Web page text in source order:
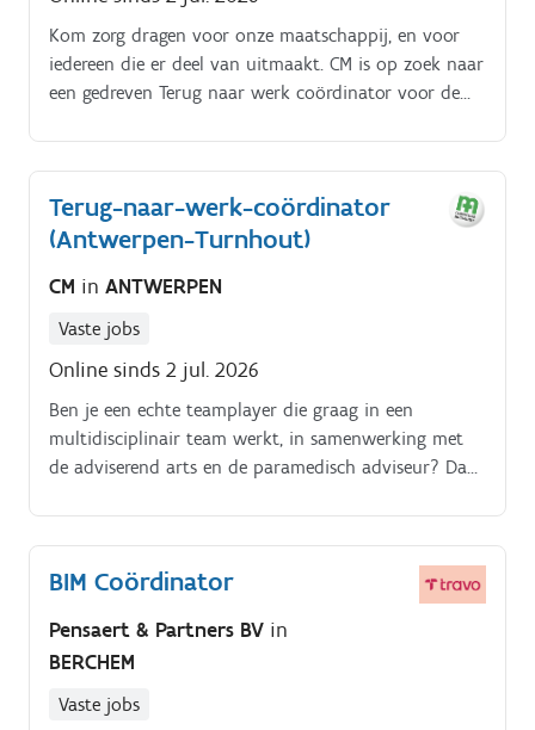
bijsturen op basis van contracten Samenwerken met
feedermaatschappijen om overstock naar andere
Europese havens te verplaatsen Afstemmen met onze
verschepingen richting Azië Systeemupdates opvolgen
en foutieve data corrigeren voor nauwkeurige
rapportages Contact onderhouden met depots bij
acute problemen of operationele bijsturing
Administratieve verwerking van alle bijbehorende
data
Kom zorg dragen voor onze maatschappij, en voor
iedereen die er deel van uitmaakt. CM is op zoek naar
een gedreven Terug naar werk coördinator voor de
Terug-naar-werk-coördinator
(Antwerpen-Turnhout)
CM in ANTWERPEN
Vaste jobs
Online sinds 2 jul. 2026
Ben je een echte teamplayer die graag in een
multidisciplinair team werkt, in samenwerking met
de adviserend arts en de paramedisch adviseur? Dan
BIM Coördinator
Pensaert & Partners BV in
BERCHEM
Vaste jobs